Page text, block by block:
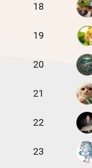
18
19
20
21
22
23